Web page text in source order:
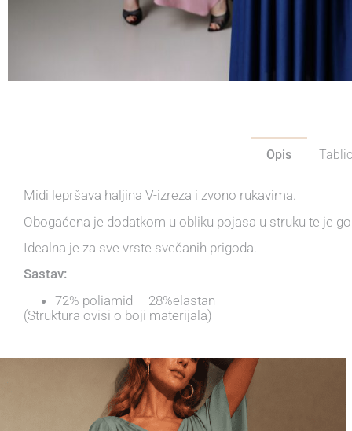
Opis
Midi lepršava haljina V-izreza i zvono rukavima.
Obogaćena je dodatkom u obliku pojasa u struku te je
Idealna je za sve vrste svečanih prigoda.
Sastav:
72% poliamid 28%elastan
(Struktura ovisi o boji materijala)